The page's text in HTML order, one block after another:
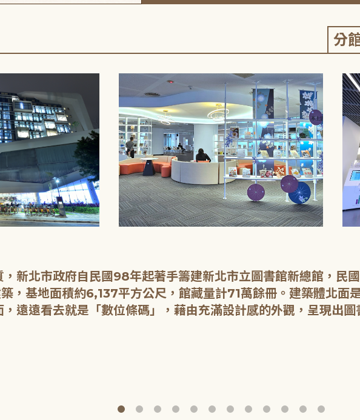
分
，新北市政府自民國98年起著手籌建新北市立圖書館新總館，民
，基地面積約6,137平方公尺，館藏量計71萬餘冊。建築體北面
遠遠看去就是「數位條碼」，藉由充滿設計感的外觀，呈現出圖